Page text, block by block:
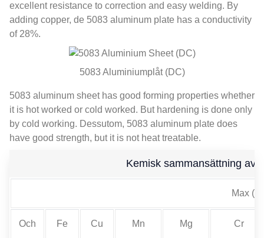
excellent resistance to correction and easy welding. By
adding copper, de 5083 aluminum plate has a conductivity
of28%.
5083 Aluminiumplåt (DC)
5083 aluminum sheet has good forming properties whether
it is hot worked or cold worked. But hardening is done only
by cold working. Dessutom, 5083 aluminum plate does
have good strength, but it is not heat treatable.
Kemisk sammansättning av
Max
Och Fe Cu Mn Mg Cr